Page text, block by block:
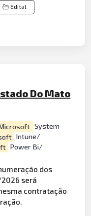
Edital
Do Mato
System
Intune/
Power Bi/
dos
será
contratação